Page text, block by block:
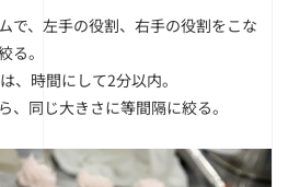
で、左手の役割、右手の役割をこな
る。
、時間にして2分以内。
、同じ大きさに等間隔に絞る。